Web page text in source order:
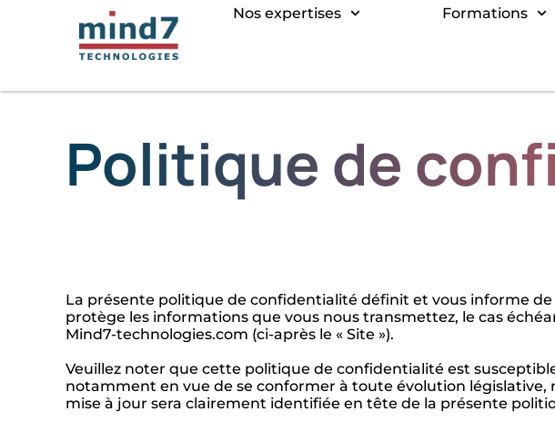
Nos expertises Formations
Politique de
La présente politique de confidentialité définit et vous informe
protège les informations que vous nous transmettez, le cas
Mind7-technologies.com (ci-après le « Site »).
Veuillez noter que cette politique de confidentialité est
notamment en vue de se conformer à toute évolution
mise à jour sera clairement identifiée en tête de la présente